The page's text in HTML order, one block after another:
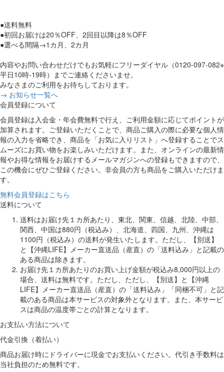
●送料無料
●初回お届けは20％OFF、2回目以降は8％OFF
●選べる間隔→1カ月、2カ月
内容やお問い合わせだけでもお気軽にフリーダイヤル（0120-097-082※
平日10時-19時）までご連絡くださいませ。
みなさまのご利用をお待ちしております。
→ お知らせ一覧へ
会員登録について
会員登録は入会金・年会費無料で行え、ご利用金額に応じてポイントが
加算されます。ご登録いただくことで、商品ご購入の際に必要な個人情
報の入力を省略でき、商品を「お気に入りリスト」へ登録することでス
ムーズにお買い物をお楽しみいただけます。また、オンラインの最新情
報やお得な情報をお届けするメールマガジンへの登録もできますので、
この機会にぜひご登録ください。非会員の方も商品をご購入いただけま
す。
無料会員登録はこちら
送料について
送料はお届け先１カ所あたり、東北、関東、信越、北陸、中部、
関西、中国は880円（税込み）、北海道、四国、九州、沖縄は
1100円（税込み）の送料が発生いたします。ただし、【別送】
と【沖縄LIFE】メーカー直送品（産直）の「送料込み」と記載の
ある商品は除きます。
お届け先１カ所あたりのお買い上げ金額が税込み8,000円以上の
場合、送料は無料です。ただし、ただし、【別送】と【沖縄
LIFE】メーカー直送品（産直）の「送料込み」「同梱不可」と記
載のある商品は本サービスの対象外となります。また、本サービ
スは商品の温度帯ごとの計算となります。
お支払い方法について
代金引換（着払い）
商品お届け時にドライバーに現金でお支払いください。代引き手数料は
当社負担のため無料です。